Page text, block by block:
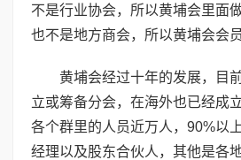
不是行业协会，所以黄埔会里面
也不是地方商会，所以黄埔会会
黄埔会经过十年的发展，目
立或筹备分会，在海外也已经成
各个群里的人员近万人，90%以
经理以及股东合伙人，其他是各